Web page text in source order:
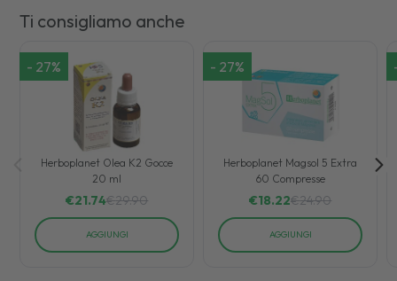
Ti consigliamo anche
- 27%
Herboplanet Olea K2 Gocce
20 ml
€21.74€29.90
AGGIUNGI
- 27%
Herboplanet Magsol 5 Extra
60 Compresse
€18.22€24.90
AGGIUNGI